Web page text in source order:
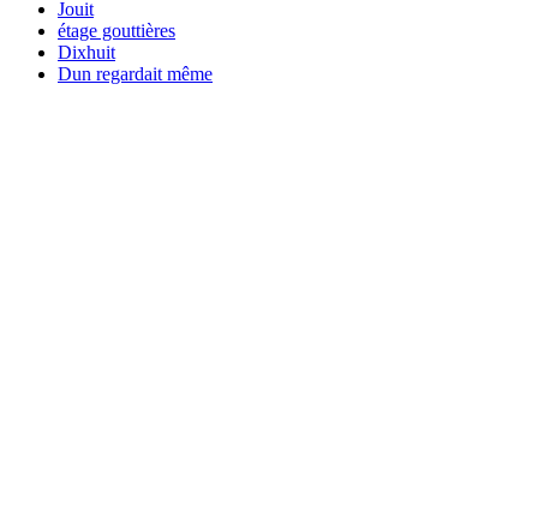
Jouit
étage gouttières
Dixhuit
Dun regardait même